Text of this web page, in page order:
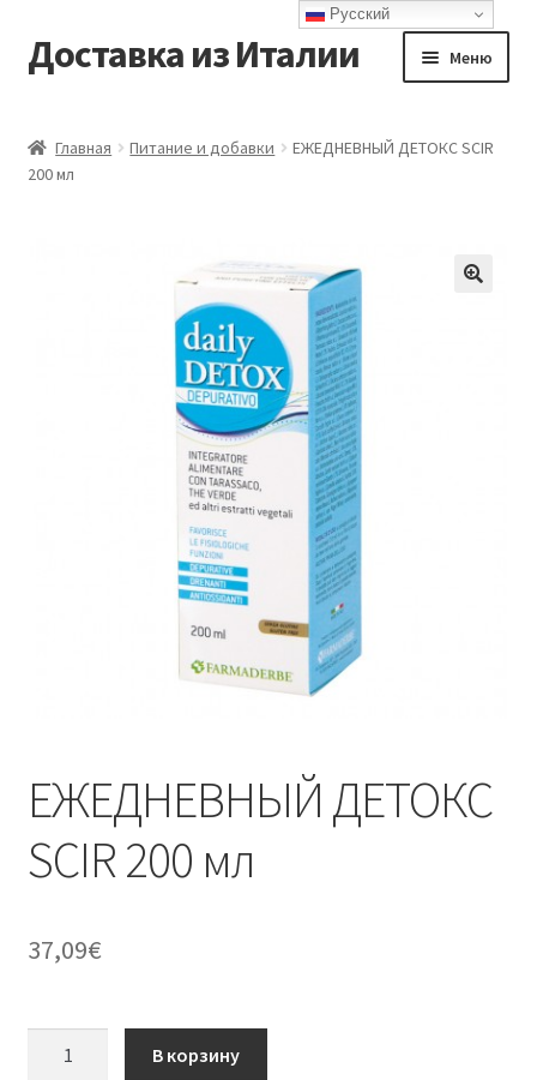
Перейти
к
Перейти
к
Доставка из Италии Меню
Доставка
Оформление заказа
Главная Питание и добавки
ЕЖЕДНЕВНЫЙ ДЕТОКС SCIR
200 мл
ЕЖЕДНЕВНЫЙ ДЕТОКС
SCIR 200 мл
37,09€
В корзину
Русский